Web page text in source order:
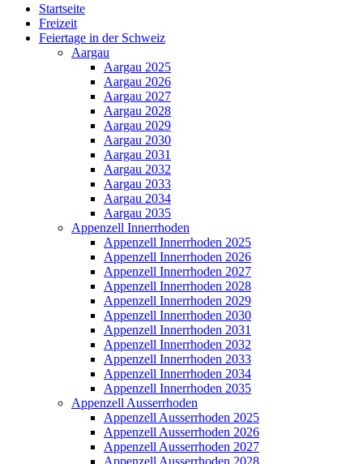
Startseite
Freizeit
Feiertage in der Schweiz
Aargau
Aargau 2025
Aargau 2026
Aargau 2027
Aargau 2028
Aargau 2029
Aargau 2030
Aargau 2031
Aargau 2032
Aargau 2033
Aargau 2034
Aargau 2035
Appenzell Innerrhoden
Appenzell Innerrhoden 2025
Appenzell Innerrhoden 2026
Appenzell Innerrhoden 2027
Appenzell Innerrhoden 2028
Appenzell Innerrhoden 2029
Appenzell Innerrhoden 2030
Appenzell Innerrhoden 2031
Appenzell Innerrhoden 2032
Appenzell Innerrhoden 2033
Appenzell Innerrhoden 2034
Appenzell Innerrhoden 2035
Appenzell Ausserrhoden
Appenzell Ausserrhoden 2025
Appenzell Ausserrhoden 2026
Appenzell Ausserrhoden 2027
Appenzell Ausserrhoden 2028